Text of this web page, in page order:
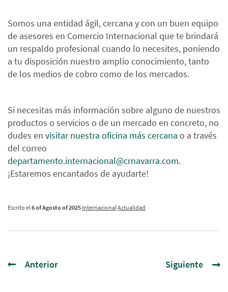
Somos una entidad ágil, cercana y con un buen equipo
de asesores en Comercio Internacional que te brindará
un respaldo profesional cuando lo necesites, poniendo
a tu disposición nuestro amplio conocimiento, tanto
de los medios de cobro como de los mercados.
Si necesitas más información sobre alguno de nuestros
productos o servicios o de un mercado en concreto, no
dudes en visitar nuestra oficina más cercana o a través
del correo
departamento.internacional@crnavarra.com.
¡Estaremos encantados de ayudarte!
Escrito el6 of Agosto of 2025 InternacionalActualidad
Anterior Siguiente